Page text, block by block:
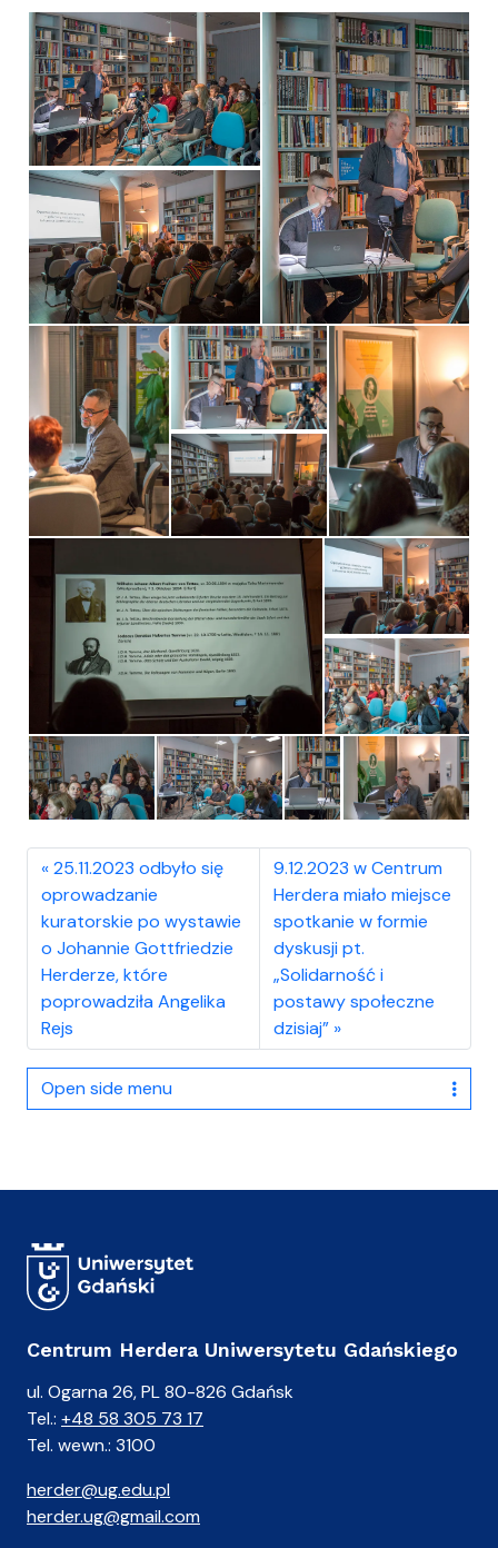
25.11.2023 odbyło się
oprowadzanie
kuratorskie po wystawie
o Johannie Gottfriedzie
Herderze, które
poprowadziła Angelika
Rejs
9.12.2023 w Centrum
Herdera miało miejsce
spotkanie w formie
dyskusji pt.
„Solidarność i
postawy społeczne
dzisiaj”
Open side menu
Centrum Herdera Uniwersytetu Gdańskiego
ul. Ogarna 26, PL 80-826 Gdańsk
Tel.: +48 58 305 73 17
Tel. wewn.: 3100
herder@ug.edu.pl
herder.ug@gmail.com